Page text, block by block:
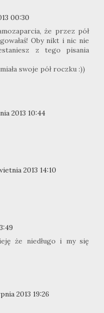
00:30
że przez pół
Oby nikt i nic nie
z tego pisania
swoje pół roczku :))
2013 10:44
2013 14:10
że niedługo i my się
2013 19:26